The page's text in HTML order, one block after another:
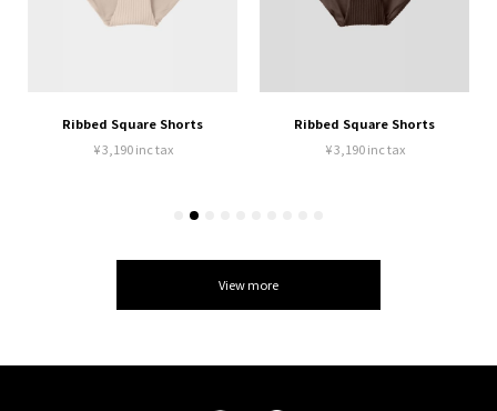
Ribbed Square Shorts
¥ 3,190 inc tax
Cotton One Shoulder Bra
¥ 7,150 inc tax
View more